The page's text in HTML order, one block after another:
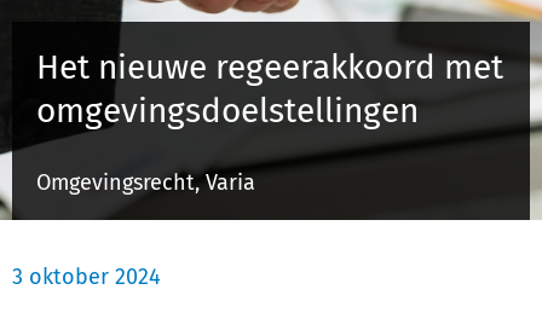
Schulinck Omgevingsrecht Databank
Over ons
Contact
Het nieuwe regeerakkoord met
omgevingsdoelstellingen
Omgevingsrecht, Varia
3 oktober 2024